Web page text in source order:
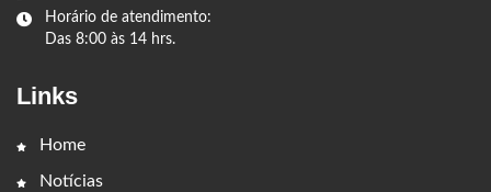
Horário de atendimento:
Das 8:00 às 14 hrs.
Links
Home
Notícias